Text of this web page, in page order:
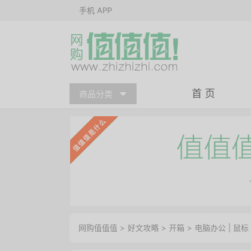
手机 APP
商品分类 首 页
网购值值值 > 好文攻略 > 开箱 > 电脑办公 鼠标